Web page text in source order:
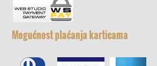
Mogućnost plaćanja karticama